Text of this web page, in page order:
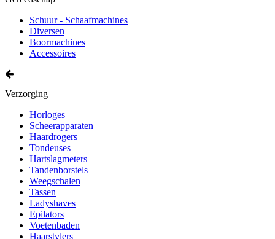
Schuur - Schaafmachines
Diversen
Boormachines
Accessoires
Verzorging
Horloges
Scheerapparaten
Haardrogers
Tondeuses
Hartslagmeters
Tandenborstels
Weegschalen
Tassen
Ladyshaves
Epilators
Voetenbaden
Haarstylers